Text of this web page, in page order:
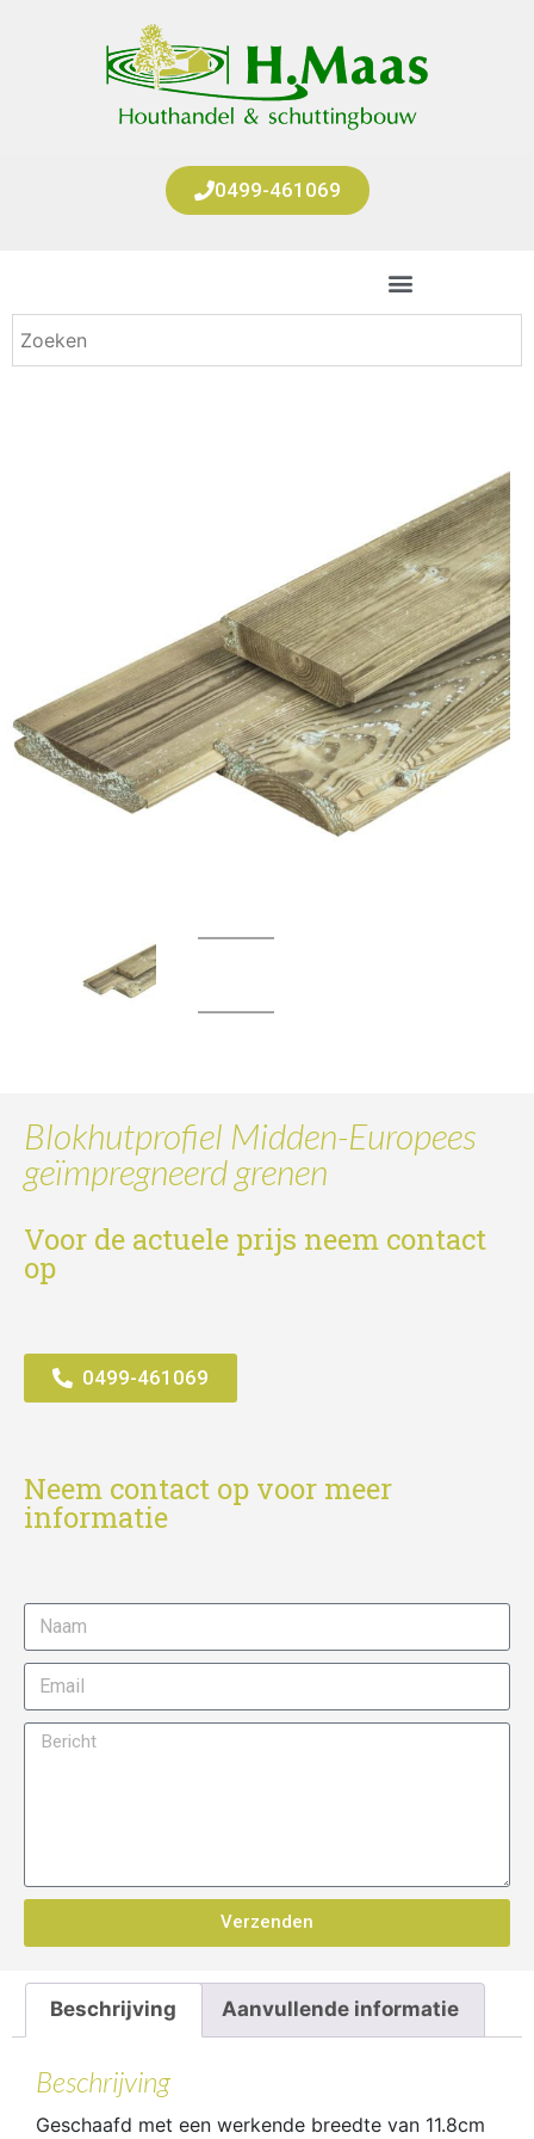
0499-461069
Blokhutprofiel Midden-Europees
geïmpregneerd grenen
Voor de actuele prijs neem contact
op
0499-461069
Neem contact op voor meer
informatie
Verzenden
Beschrijving Aanvullende informatie
Beschrijving
Geschaafd met een werkende breedte van 11.8cm